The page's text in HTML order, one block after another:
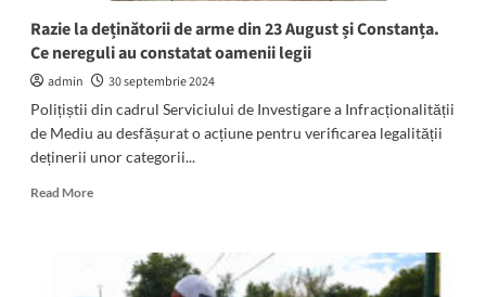
Razie la deținătorii de arme din 23 August și Constanța.
Ce nereguli au constatat oamenii legii
admin
30 septembrie 2024
Polițiștii din cadrul Serviciului de Investigare a Infracționalității
de Mediu au desfășurat o acțiune pentru verificarea legalității
deținerii unor categorii...
Read MoreRead
deținătorii